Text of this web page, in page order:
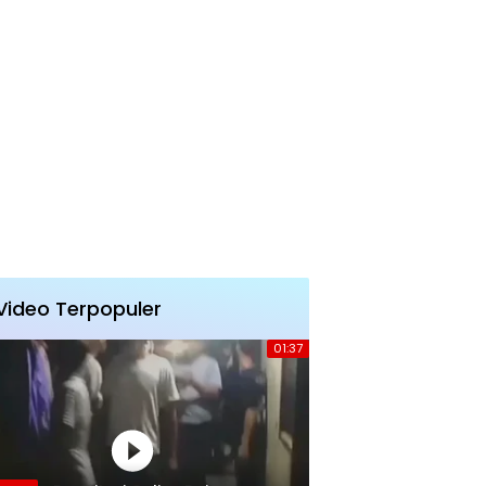
Terpopuler
01:37